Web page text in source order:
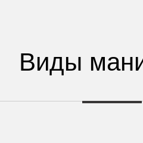
Виды